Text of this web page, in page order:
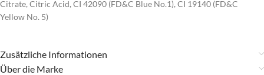
Citrate, Citric Acid, CI 42090 (FD&C Blue No.1), CI 19140 (FD&C
Yellow No. 5)
Zusätzliche Informationen
Über die Marke